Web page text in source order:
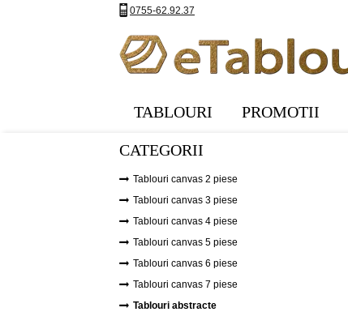
0755-62.92.37
TABLOURI PROMOTII
CATEGORII
Tablouri canvas 2 piese
Tablouri canvas 3 piese
Tablouri canvas 4 piese
Tablouri canvas 5 piese
Tablouri canvas 6 piese
Tablouri canvas 7 piese
Tablouri abstracte